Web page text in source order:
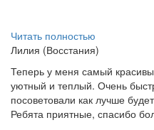
Читать полностью
Лилия (Восстания)
Теперь у меня самый
уютный и теплый. Очень
посоветовали как лучше
Ребята приятные, спасибо